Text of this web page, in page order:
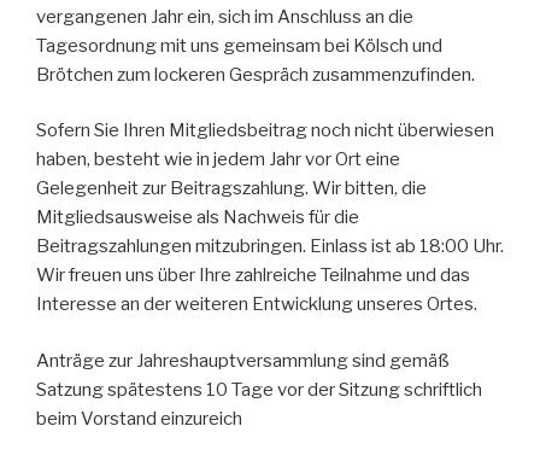
vergangenen Jahr ein, sich im Anschluss an die
Tagesordnung mit uns gemeinsam bei Kölsch und
Brötchen zum lockeren Gespräch zusammenzufinden.
Sofern Sie Ihren Mitgliedsbeitrag noch nicht überwiesen
haben, besteht wie in jedem Jahr vor Ort eine
Gelegenheit zur Beitragszahlung. Wir bitten, die
Mitgliedsausweise als Nachweis für die
Beitragszahlungen mitzubringen. Einlass ist ab 18:00 Uhr.
Wir freuen uns über Ihre zahlreiche Teilnahme und das
Interesse an der weiteren Entwicklung unseres Ortes.
Anträge zur Jahreshauptversammlung sind gemäß
Satzung spätestens 10 Tage vor der Sitzung schriftlich
beim Vorstand einzureich